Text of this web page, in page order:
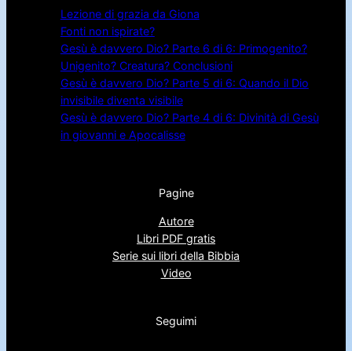
Lezione di grazia da Giona
Fonti non ispirate?
Gesù è davvero Dio? Parte 6 di 6: Primogenito?
Unigenito? Creatura? Conclusioni
Gesù è davvero Dio? Parte 5 di 6: Quando il Dio
invisibile diventa visibile
Gesù è davvero Dio? Parte 4 di 6: Divinità di Gesù
in giovanni e Apocalisse
Pagine
Autore
Libri PDF gratis
Serie sui libri della Bibbia
Video
Seguimi